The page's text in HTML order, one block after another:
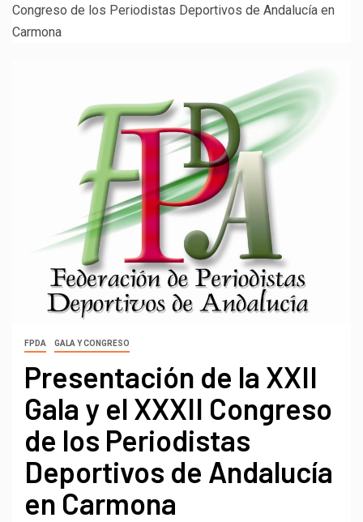
Congreso de los Periodistas Deportivos de Andalucía en
Carmona
FPDA GALA Y CONGRESO
Presentación de la XXII
Gala y el XXXII Congreso
de los Periodistas
Deportivos de Andalucía
en Carmona